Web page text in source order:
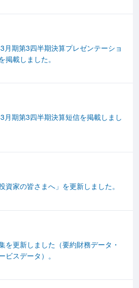
月期第3四半期決算プレゼンテーショ
掲載しました。
月期第3四半期決算短信を掲載しまし
資家の皆さまへ」を更新しました。
を更新しました（要約財務データ・
ビスデータ）。